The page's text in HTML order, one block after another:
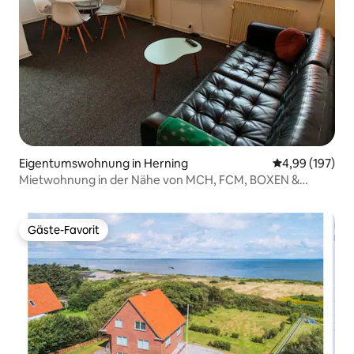
Eigentumswohnung in Herning
4,99 (197)
Mietwohnung in der Nähe von MCH, FCM, BOXEN &
Gäste-Favorit
Gäste-Favorit